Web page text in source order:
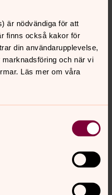
är nödvändiga för att
finns också kakor för
din användarupplevelse,
och när vi
Läs mer om våra
församling